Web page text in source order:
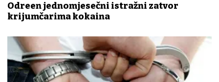
Određen jednomjesečni istražni zatvor
krijumčarima kokaina